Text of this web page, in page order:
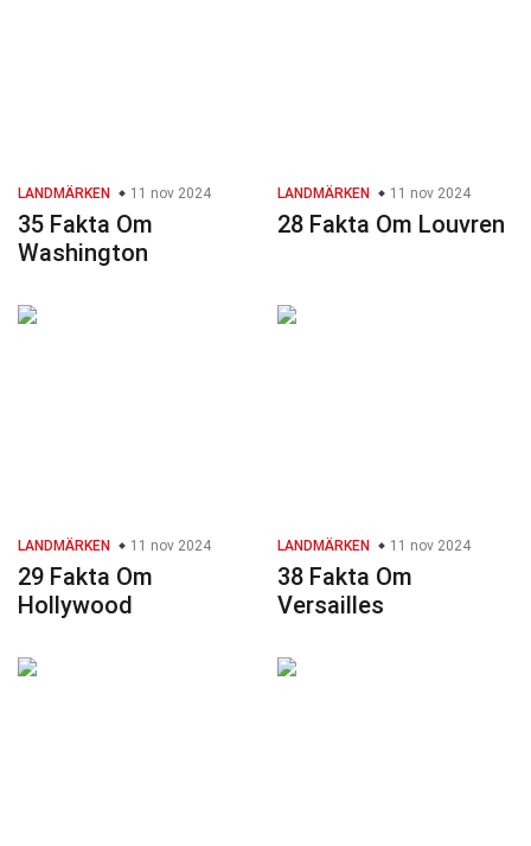
LANDMÄRKEN 11 nov 2024
35 Fakta Om
Washington
LANDMÄRKEN 11 nov 2024
28 Fakta Om Louvren
LANDMÄRKEN 11 nov 2024
29 Fakta Om
Hollywood
LANDMÄRKEN 11 nov 2024
38 Fakta Om
Versailles